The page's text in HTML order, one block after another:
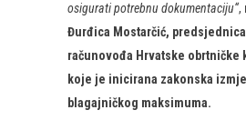
osigurati potrebnu dokumentaciju“,
Đurđica Mostarčić,
računovođa Hrvatske obrtničke
koje je inicirana zakonska
blagajničkog maksimuma.